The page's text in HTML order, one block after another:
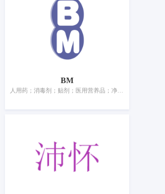
BM
人用药；消毒剂；贴剂；医用营养品；净化剂；杀虫剂；医用保健袋；卫生巾；消毒纸巾；牙用光洁剂